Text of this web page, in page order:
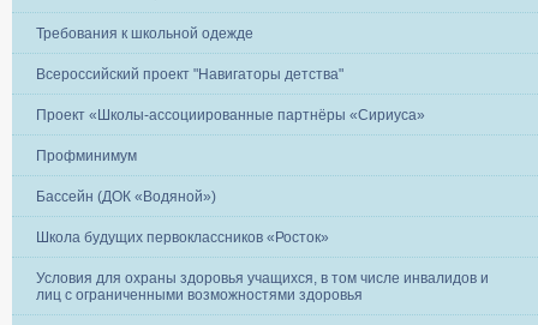
Требования к школьной одежде
Всероссийский проект "Навигаторы детства"
Проект «Школы-ассоциированные партнёры «Сириуса»
Профминимум
Бассейн (ДОК «Водяной»)
Школа будущих первоклассников «Росток»
Условия для охраны здоровья учащихся, в том числе инвалидов и
лиц с ограниченными возможностями здоровья